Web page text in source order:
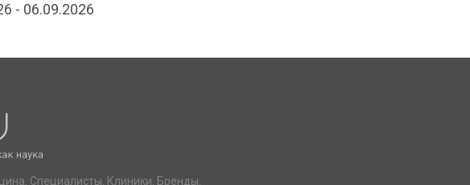
- 06.09.2026
Специалисты. Клиники. Бренды.